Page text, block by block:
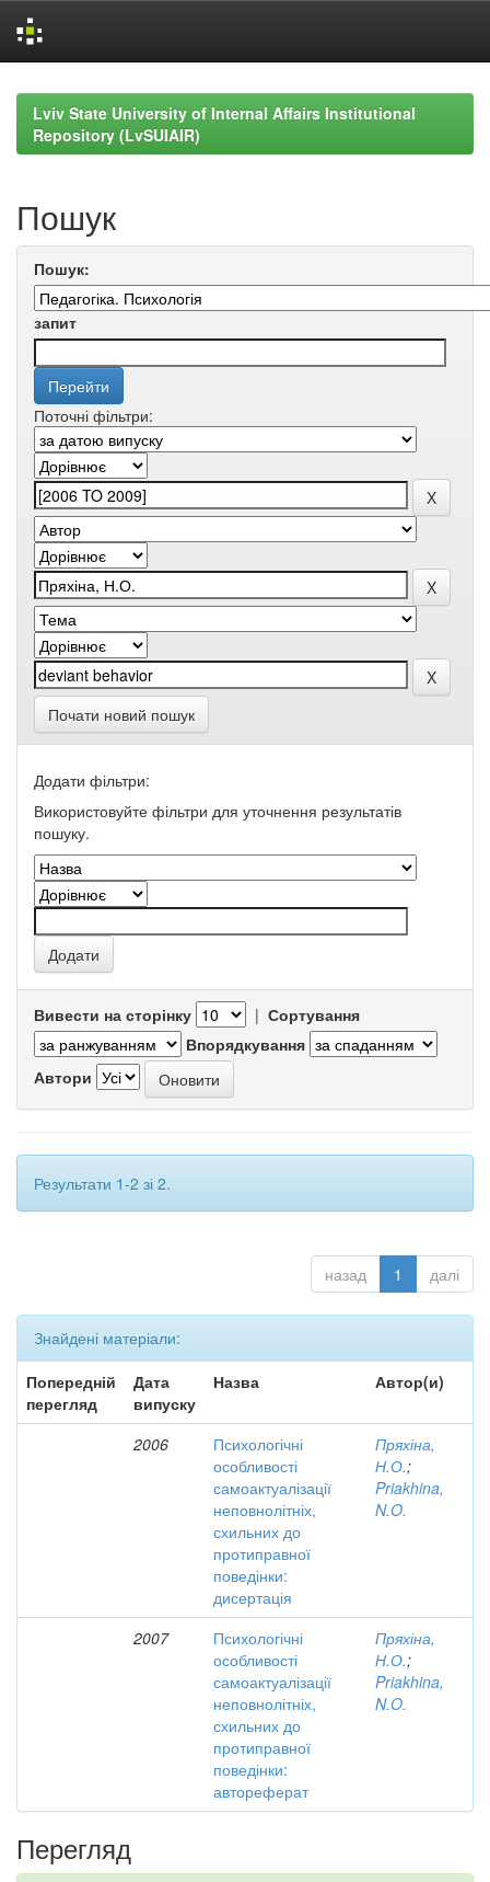
navigationLviv State University of Internal Affairs Institutional
Repository (LvSUIAIR)
Пошук
Пошук:
запит
Поточні фільтри:
Почати новий пошук
Додати фільтри:
Використовуйте фільтри для уточнення результатів
пошуку.
Вивести на сторінку | Сортування
Впорядкування
Автори
Результати 1-2 зі 2.
назад 1 далі
Знайдені матеріали:
Попередній
перегляд
Дата
випуску
Назва Автор(и)
2006
Психологічні
особливості
самоактуалізації
неповнолітніх,
схильних до
протиправної
поведінки:
дисертація
Пряхіна,
Н.О.;
Priakhina,
N.O.
2007
Психологічні
особливості
самоактуалізації
неповнолітніх,
схильних до
протиправної
поведінки:
автореферат
Пряхіна,
Н.О.;
Priakhina,
N.O.
Перегляд